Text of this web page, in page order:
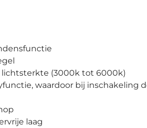
(3000k tot 6000k)
waardoor bij inschakeling
laag